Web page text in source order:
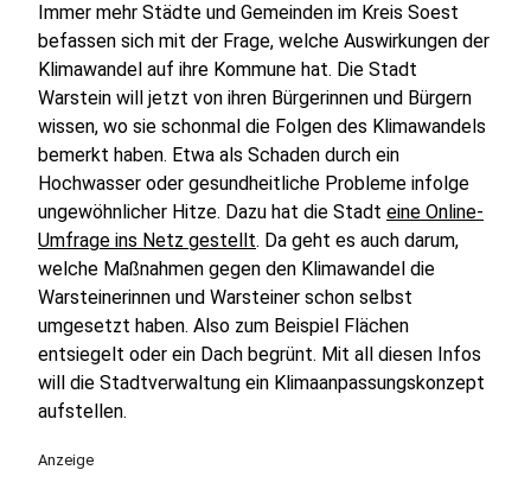
Immer mehr Städte und Gemeinden im Kreis Soest
befassen sich mit der Frage, welche Auswirkungen der
Klimawandel auf ihre Kommune hat. Die Stadt
Warstein will jetzt von ihren Bürgerinnen und Bürgern
wissen, wo sie schonmal die Folgen des Klimawandels
bemerkt haben. Etwa als Schaden durch ein
Hochwasser oder gesundheitliche Probleme infolge
ungewöhnlicher Hitze. Dazu hat die Stadt eine Online-
Umfrage ins Netz gestellt. Da geht es auch darum,
welche Maßnahmen gegen den Klimawandel die
Warsteinerinnen und Warsteiner schon selbst
umgesetzt haben. Also zum Beispiel Flächen
entsiegelt oder ein Dach begrünt. Mit all diesen Infos
will die Stadtverwaltung ein Klimaanpassungskonzept
aufstellen.
Anzeige